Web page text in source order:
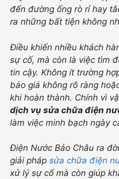
đến đường ống rò rỉ hay
ra những bất tiện không
Điều khiến nhiều khách
sự cố, mà còn là việc tìm
tin cậy. Không ít trường
báo giá không rõ ràng
khi hoàn thành. Chính vì
dịch vụ sửa chữa điện
làm việc minh bạch ngày
Điện Nước Bảo Châu ra
giải pháp sửa chữa điện
xử lý sự cố mà còn giúp